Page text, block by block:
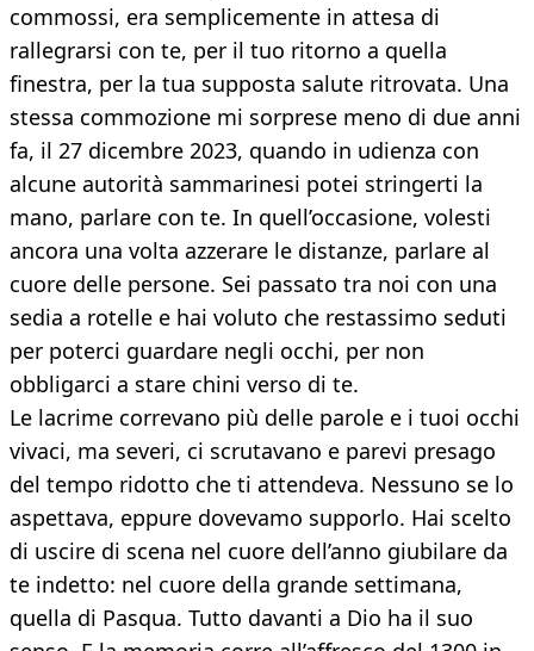
commossi, era semplicemente in attesa di
rallegrarsi con te, per il tuo ritorno a quella
finestra, per la tua supposta salute ritrovata. Una
stessa commozione mi sorprese meno di due anni
fa, il 27 dicembre 2023, quando in udienza con
alcune autorità sammarinesi potei stringerti la
mano, parlare con te. In quell’occasione, volesti
ancora una volta azzerare le distanze, parlare al
cuore delle persone. Sei passato tra noi con una
sedia a rotelle e hai voluto che restassimo seduti
per poterci guardare negli occhi, per non
obbligarci a stare chini verso di te.
Le lacrime correvano più delle parole e i tuoi occhi
vivaci, ma severi, ci scrutavano e parevi presago
del tempo ridotto che ti attendeva. Nessuno se lo
aspettava, eppure dovevamo supporlo. Hai scelto
di uscire di scena nel cuore dell’anno giubilare da
te indetto: nel cuore della grande settimana,
quella di Pasqua. Tutto davanti a Dio ha il suo